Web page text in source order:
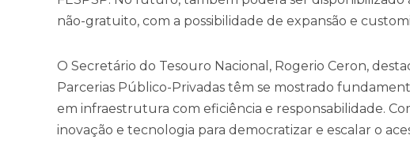
não-gratuito, com a possibilidade de expansão e
O Secretário do Tesouro Nacional, Rogerio Ceron,
Parcerias Público-Privadas têm se mostrado
em infraestrutura com eficiência e responsabilidade.
inovação e tecnologia para democratizar e escalar o